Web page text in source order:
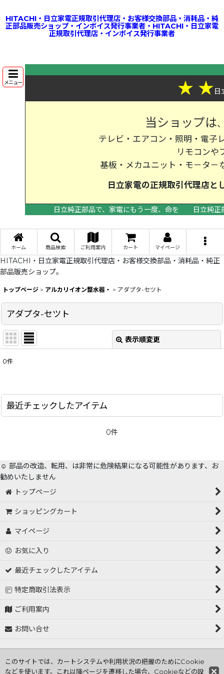
HITACHI・日立家電正規取引代理店・お客様交換部品・消耗品・純
正部品販売ショップ・インボイス発行事業者・HITACHI・日立家電
正規取引代理店・インボイス発行事業者
メニュー ★ ★日
当ショップは
テレビ・エアコン・照明・電子
リモコンや
基板・メカユニット・モ－タ－
日立家電の正規取引代理店
日立純正部品で、家電にもう一度、命を
日立純
ホーム 商品検索 ご利用案内 カート マイページ
HITACHI・日立家電正規取引代理店・お客様交換部品・消耗品・純正
部品販売ショップ。
トップページ > アルカリイオン整水器・ > アダプタ-セツト
アダプタ-セツト
表示順変更
0件
最近チェックしたアイテム
0件
☺️ 部品の改造、転用、は非常に危険結果になる可能性があります、お
勧めいたしません
トップページ
ショッピングカート
マイページ
お気に入り
最近チェックしたアイテム
特定商取引法表示
ご利用案内
お問い合せ
Copyright (C) 2001～2026 tokorozawa hasiden .All Rights
Reserved
このサイトでは、カートシステムや利用状況の把握のためにCookie
などを使います。これ以降ページを遷移した場合、Cookieなどの設